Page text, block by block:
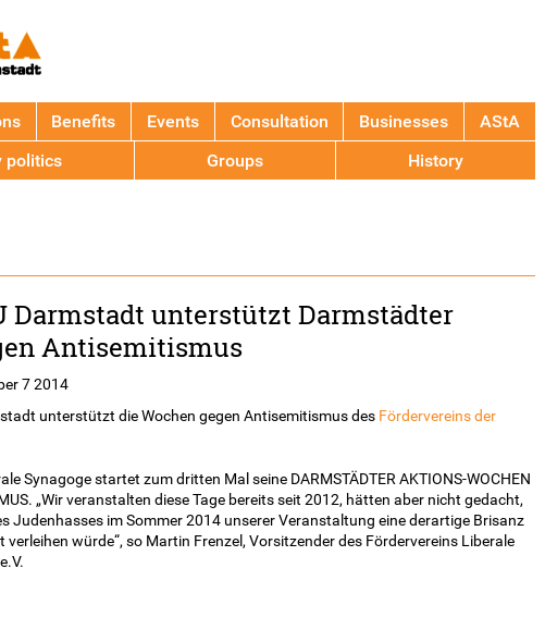
Darmstadt unterstützt Darmstädter
Antisemitismus
7 2014
unterstützt die Wochen gegen Antisemitismus des Fördervereins der
Synagoge startet zum dritten Mal seine DARMSTÄDTER AKTIONS-WOCHEN
„Wir veranstalten diese Tage bereits seit 2012, hätten aber nicht gedacht,
Judenhasses im Sommer 2014 unserer Veranstaltung eine derartige Brisanz
würde“, so Martin Frenzel, Vorsitzender des Fördervereins Liberale
Benefits Events Consultation Businesses
AStA
politics
Groups History